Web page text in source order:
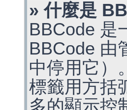
» 什麼是
BBCode 是
BBCode 由
中停用它）
標籤用方括
多的顯示控